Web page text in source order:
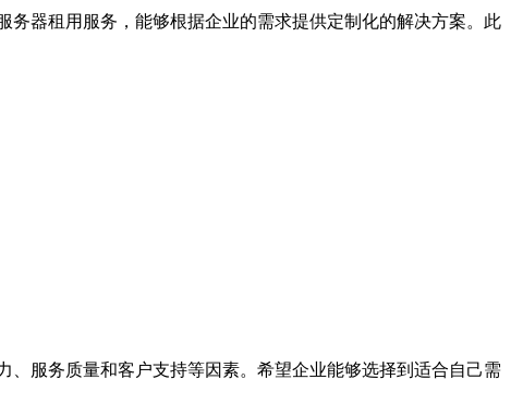
器租用服务，能够根据企业的需求提供定制化的解决方案。此
服务质量和客户支持等因素。希望企业能够选择到适合自己需